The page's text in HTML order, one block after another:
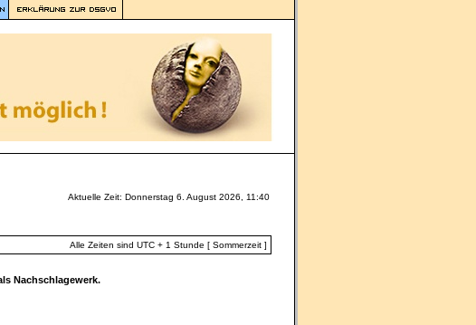
Aktuelle Zeit: Donnerstag 6. August 2026, 11:40
Alle Zeiten sind UTC + 1 Stunde [ Sommerzeit ]
Nachschlagewerk.